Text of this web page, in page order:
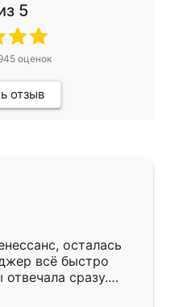
5
оценок
отзыв
осталась
всё быстро
сразу.
подошёл к